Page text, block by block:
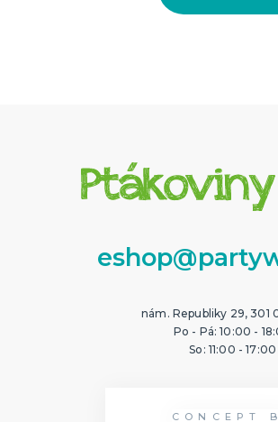
nám. Republiky 29, 301
Po - Pá: 10:00 -
So: 11:00 - 17:00
CONCEPT